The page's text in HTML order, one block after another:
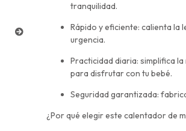
tranquilidad.
Rápido y eficiente: calienta la
urgencia.
Practicidad diaria: simplifica
para disfrutar con tu bebé.
Seguridad garantizada:
¿Por qué elegir este calentador de